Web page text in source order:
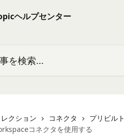
クション コネクタ
プリビル
コネクタを使用する